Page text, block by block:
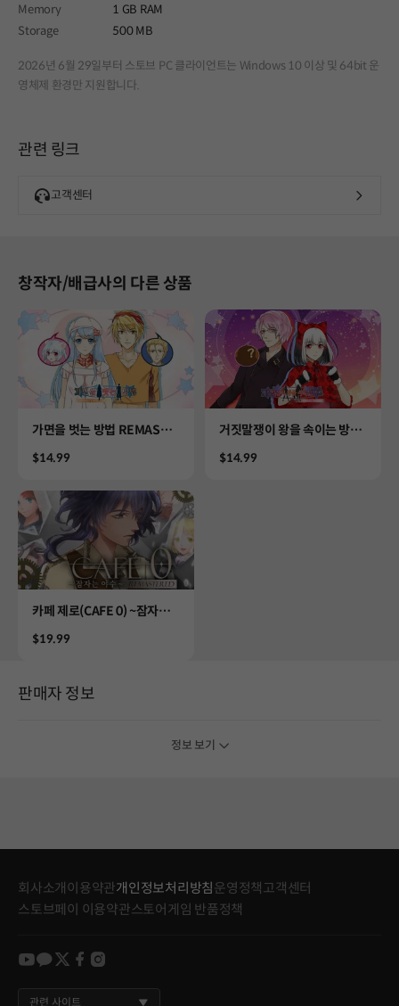
Memory
1 GB RAM
Storage
500 MB
2026년 6월 29일부터 스토브 PC 클라이언트는 Windows 10 이상 및 64bit 운
영체제 환경만 지원합니다.
관련 링크
고객센터
창작자/배급사의 다른 상품
Product
가면을 벗는 방법 REMASTE
Price
$14.99
Product
거짓말쟁이 왕을 속이는 방법
Price
$14.99
Product
카페 제로(CAFE 0) ~잠자는
Price
$19.99
판매자 정보
정보 보기
회사소개 이용약관개인정보처리방침 운영정책고객센터
스토브페이 이용약관스토어게임 반품정책
youtube
kakao
twitter
facebook
instagram
관련 사이트